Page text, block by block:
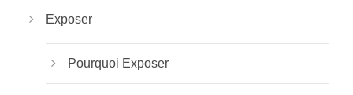
Exposer
Pourquoi Exposer